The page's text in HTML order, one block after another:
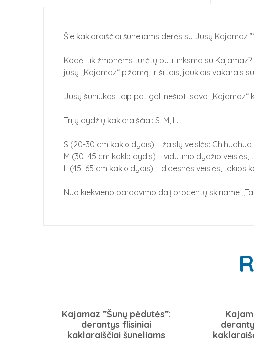
Šie kaklaraiščiai šuneliams derės su Jūsų Kajamaz
Kodėl tik žmonėms turėtų būti linksma su
jūsų „Kajamaz“ pižamą, ir šiltais, jaukiais vakarais
Jūsų šuniukas taip pat gali nešioti savo
Trijų dydžių kaklaraiščiai: S, M, L.
S (20-30 cm kaklo dydis) – žaislų veislės:
M (30–45 cm kaklo dydis) – vidutinio dydžio
L (45–65 cm kaklo dydis) – didesnės veislės, tokios
Nuo kiekvieno pardavimo dalį procentų skiriame
Kajamaz ”Šunų pėdutės”:
derantys flisiniai
kaklaraiščiai šuneliams